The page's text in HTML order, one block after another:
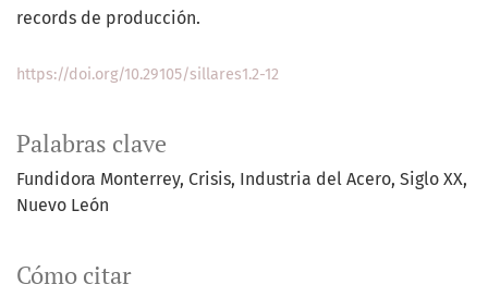
Palabras clave
Fundidora Monterrey Crisis Industria del Acero Siglo XX
Nuevo León
Cómo citar
records de producción.
https://doi.org/10.29105/sillares1.2-12